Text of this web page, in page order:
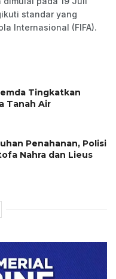
standar yang
Internasional (FIFA).
Tingkatkan
Tanah Air
Penahanan, Polisi
Nahra dan Lieus